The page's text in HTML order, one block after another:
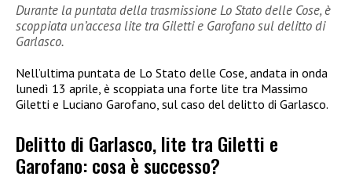
Durante la puntata della trasmissione Lo Stato delle Cose, è
scoppiata un’accesa lite tra Giletti e Garofano sul delitto di
Garlasco.
Nell’ultima puntata de Lo Stato delle Cose, andata in onda
lunedì 13 aprile, è scoppiata una forte lite tra Massimo
Giletti e Luciano Garofano, sul caso del delitto di Garlasco.
Delitto di Garlasco, lite tra Giletti e
Garofano: cosa è successo?